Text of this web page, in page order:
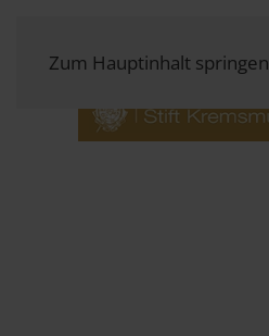
Zum Hauptinhalt springen